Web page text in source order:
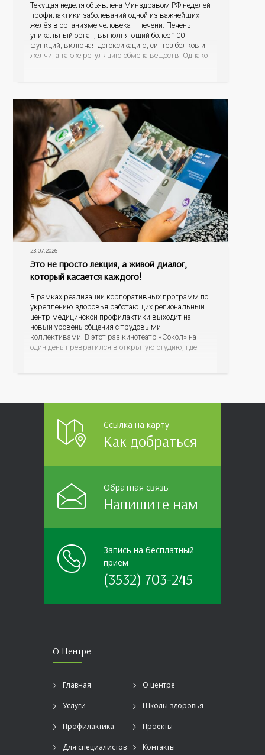
Текущая неделя объявлена Минздравом РФ неделей
профилактики заболеваний одной из важнейших
желёз в организме человека – печени. Печень —
уникальный орган, выполняющий более 100
функций, включая детоксикацию, синтез белков и
желчи, а также регуляцию обмена веществ. Однако
23.07.2026
Это не просто лекция, а живой диалог,
который касается каждого!
В рамках реализации корпоративных программ по
укреплению здоровья работающих региональный
центр медицинской профилактики выходит на
новый уровень общения с трудовыми
коллективами. В этот раз кинотеатр «Сокол» на
один день превратился в открытую студию, где
Ссылка на карту
Как добраться
Обратная связь
Напишите нам
Запись на бесплатный
прием
(3532) 703-245
О Центре
Главная О центре
Услуги Школы здоровья
Профилактика Проекты
Для специалистов Контакты